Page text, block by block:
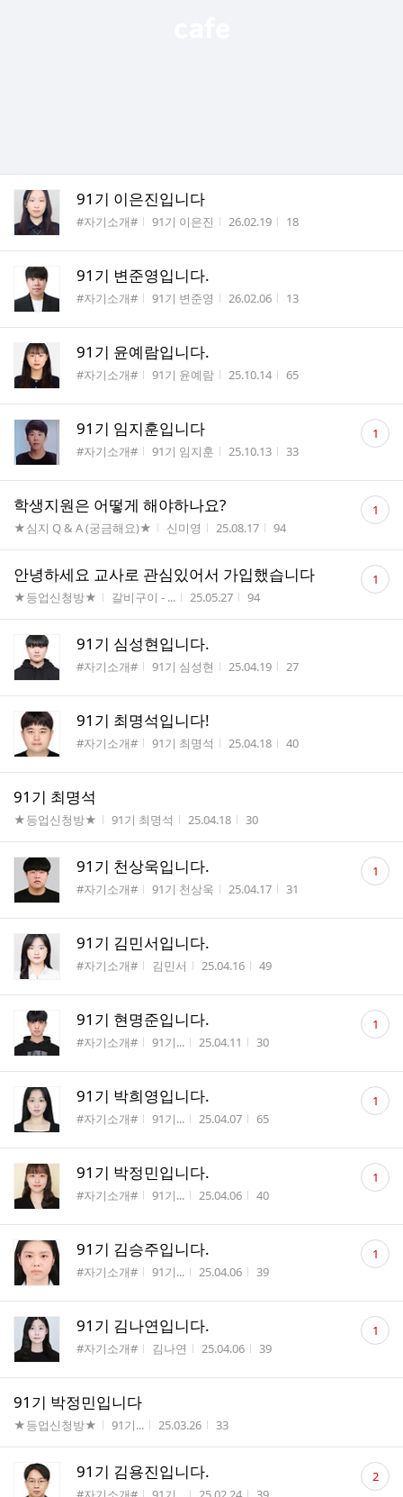
91기 이은진입니다
게시판명
#자기소개# 작성자
91기 이은진 작성시간
26.02.19 조회수
18
91기 변준영입니다.
게시판명
#자기소개# 작성자
91기 변준영 작성시간
26.02.06 조회수
13
91기 윤예람입니다.
게시판명
#자기소개# 작성자
91기 윤예람 작성시간
25.10.14 조회수
65
91기 임지훈입니다
게시판명
#자기소개# 작성자
91기 임지훈 작성시간
25.10.13 조회수
33
댓
글 1
학생지원은 어떻게 해야하나요?
게시판명
★심지 Q & A (궁금해요)★ 작성자
신미영 작성시간
25.08.17 조회수
94
댓
글 1
안녕하세요 교사로 관심있어서 가입했습니다
게시판명
★등업신청방★ 작성자
갈비구이 - ... 작성시간
25.05.27 조회수
94
댓
글 1
91기 심성현입니다.
게시판명
#자기소개# 작성자
91기 심성현 작성시간
25.04.19 조회수
27
91기 최명석입니다!
게시판명
#자기소개# 작성자
91기 최명석 작성시간
25.04.18 조회수
40
91기 최명석
게시판명
★등업신청방★ 작성자
91기 최명석 작성시간
25.04.18 조회수
30
91기 천상욱입니다.
게시판명
#자기소개# 작성자
91기 천상욱 작성시간
25.04.17 조회수
31
댓
글 1
91기 김민서입니다.
게시판명
#자기소개# 작성자
김민서 작성시간
25.04.16 조회수
49
91기 현명준입니다.
게시판명
#자기소개# 작성자
91기... 작성시간
25.04.11 조회수
30
댓
글 1
91기 박희영입니다.
게시판명
#자기소개# 작성자
91기... 작성시간
25.04.07 조회수
65
댓
글 1
91기 박정민입니다.
게시판명
#자기소개# 작성자
91기... 작성시간
25.04.06 조회수
40
댓
글 1
91기 김승주입니다.
게시판명
#자기소개# 작성자
91기... 작성시간
25.04.06 조회수
39
댓
글 1
91기 김나연입니다.
게시판명
#자기소개# 작성자
김나연 작성시간
25.04.06 조회수
39
댓
글 1
91기 박정민입니다
게시판명
★등업신청방★ 작성자
91기... 작성시간
25.03.26 조회수
33
91기 김용진입니다.
게시판명 작성자 작성시간 조회수
댓
글 2